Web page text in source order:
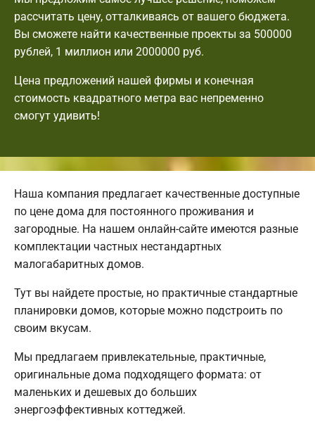
рассчитать цену, отталкиваясь от вашего бюджета.
Вы сможете найти качественные проекты за 500000
рублей, 1 миллион или 2000000 руб.
Цена предложений нашей фирмы и конечная
стоимость квадратного метра вас непременно
смогут удивить!
Наша компания предлагает качественные доступные
по цене дома для постоянного проживания и
загородные. На нашем онлайн-сайте имеются разные
комплектации частных нестандартных
малогабаритных домов.
Тут вы найдете простые, но практичные стандартные
планировки домов, которые можно подстроить по
своим вкусам.
Мы предлагаем привлекательные, практичные,
оригинальные дома подходящего формата: от
маленьких и дешевых до больших
энергоэффективных коттеджей.